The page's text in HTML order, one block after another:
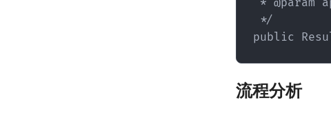
public
流程分析